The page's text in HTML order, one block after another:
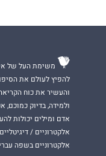
משימת העל של
להפיץ לעולם את
והעשיר את כוח
ולמידה, בדיוק כמוכם,
אדם ומילים יכולות
אלקטרוניים /
אלקטרוניים בשפה